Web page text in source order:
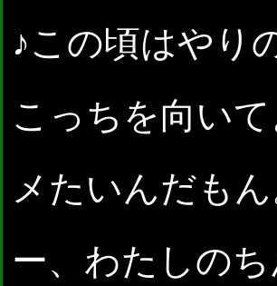
♪この頃はやり
こっちを向い
メたいんだも
ー、わたしの